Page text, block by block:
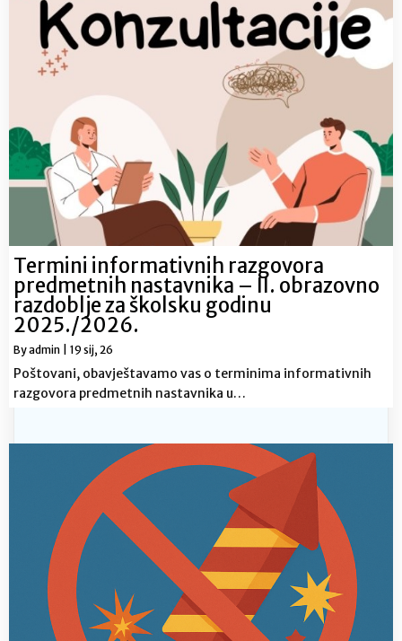
Termini informativnih razgovora
predmetnih nastavnika – II. obrazovno
razdoblje za školsku godinu
2025./2026.
Byadmin 19 sij, 26
Poštovani, obavještavamo vas o terminima informativnih
razgovora predmetnih nastavnika u…